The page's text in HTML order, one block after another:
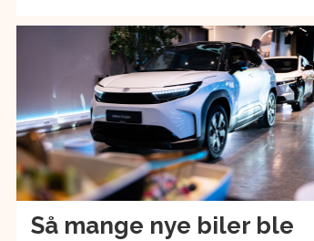
Så mange nye biler ble